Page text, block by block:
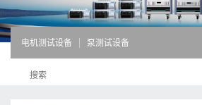
电机测试设备 泵测试设备